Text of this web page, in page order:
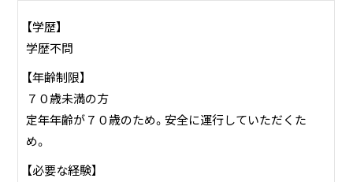
【学歴】
学歴不問
【年齢制限】
７０歳未満の方
定年年齢が７０歳のため。安全に運行していただくた
め。
【必要な経験】